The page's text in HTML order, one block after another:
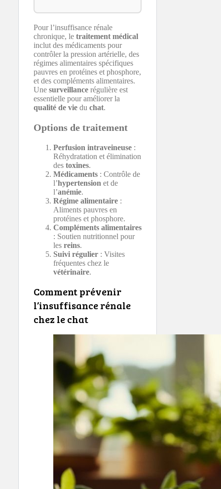
Pour l’insuffisance rénale
chronique, le traitement médical
inclut des médicaments pour
contrôler la pression artérielle, des
régimes alimentaires spécifiques
pauvres en protéines et phosphore,
et des compléments alimentaires.
Une surveillance régulière est
essentielle pour améliorer la
qualité de vie du chat.
Options de traitement
Perfusion intraveineuse :
Réhydratation et élimination
des toxines.
Médicaments : Contrôle de
l’hypertension et de
l’anémie.
Régime alimentaire :
Aliments pauvres en
protéines et phosphore.
Compléments alimentaires
: Soutien nutritionnel pour
les reins.
Suivi régulier : Visites
fréquentes chez le
vétérinaire.
Comment prévenir
l’insuffisance rénale
chez le chat